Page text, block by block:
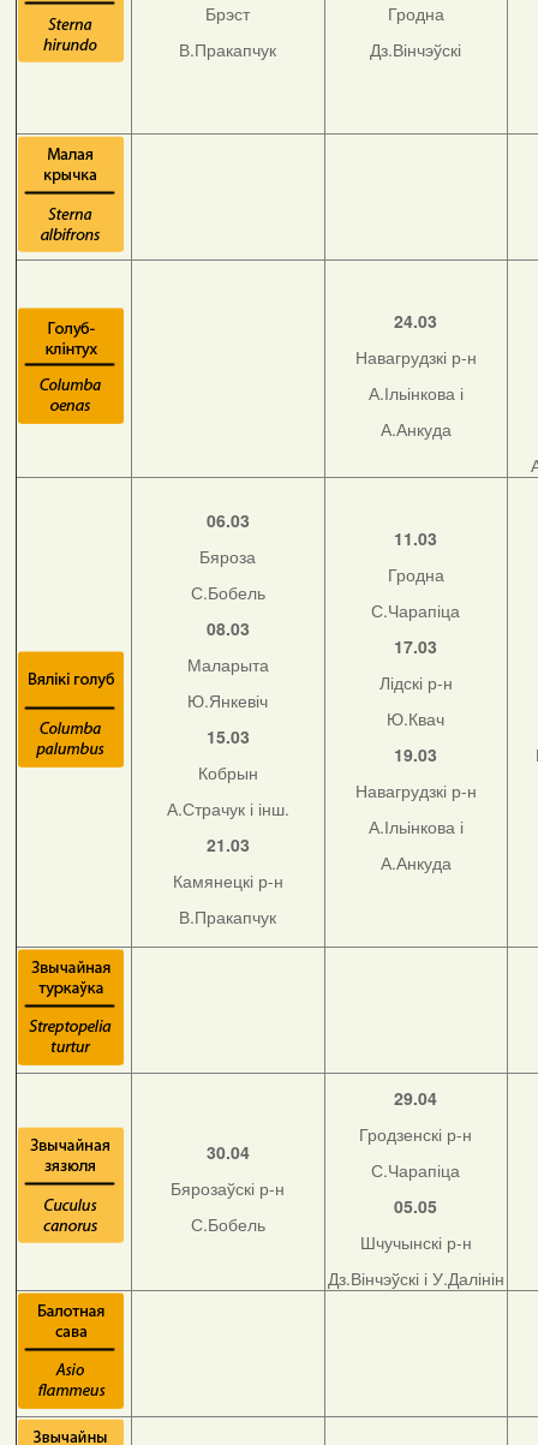
Брэст
В.Пракапчук
Гродна
Дз.Вінчэўскі
24.03
Навагрудзкі р-н
А.Ільінкова і
А.Анкуда
06.03
Бяроза
С.Бобель
08.03
Маларыта
Ю.Янкевіч
15.03
Кобрын
А.Страчук і інш.
21.03
Камянецкі р-н
В.Пракапчук
11.03
Гродна
С.Чарапіца
17.03
Лідскі р-н
Ю.Квач
19.03
Навагрудзкі р-н
А.Ільінкова і
А.Анкуда
30.04
Бярозаўскі р-н
С.Бобель
29.04
Гродзенскі р-н
С.Чарапіца
05.05
Шчучынскі р-н
Дз.Вінчэўскі і У.Далінін